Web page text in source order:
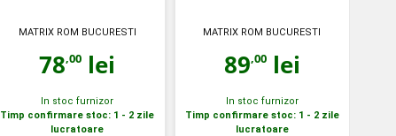
MATRIX ROM BUCURESTI
78,00 lei
In stoc furnizor
Timp confirmare stoc: 1 - 2 zile
lucratoare
MATRIX ROM BUCURESTI
89,00lei
In stoc furnizor
Timp confirmare stoc: 1 - 2 zile
lucratoare